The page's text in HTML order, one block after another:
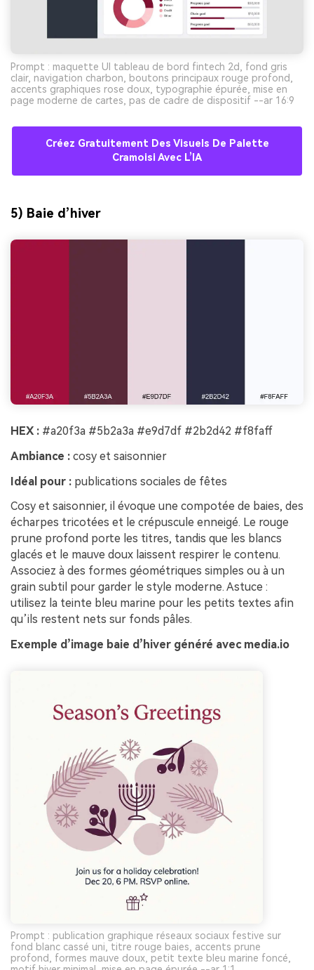
Prompt : maquette UI tableau de bord fintech 2d, fond gris
clair, navigation charbon, boutons principaux rouge profond,
accents graphiques rose doux, typographie épurée, mise en
page moderne de cartes, pas de cadre de dispositif --ar 16:9
Créez Gratuitement Des Visuels De Palette
Cramoisi Avec L’IA
5) Baie d’hiver
HEX : #a20f3a #5b2a3a #e9d7df #2b2d42 #f8faff
Ambiance : cosy et saisonnier
Idéal pour : publications sociales de fêtes
Cosy et saisonnier, il évoque une compotée de baies, des
écharpes tricotées et le crépuscule enneigé. Le rouge
prune profond porte les titres, tandis que les blancs
glacés et le mauve doux laissent respirer le contenu.
Associez à des formes géométriques simples ou à un
grain subtil pour garder le style moderne. Astuce :
utilisez la teinte bleu marine pour les petits textes afin
qu’ils restent nets sur fonds pâles.
Exemple d’image baie d’hiver généré avec media.io
Prompt : publication graphique réseaux sociaux festive sur
fond blanc cassé uni, titre rouge baies, accents prune
profond, formes mauve doux, petit texte bleu marine foncé,